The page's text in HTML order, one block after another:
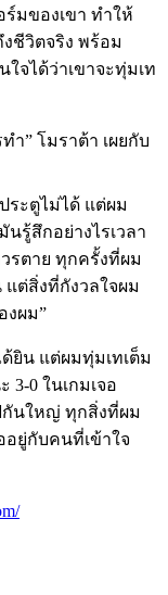
ร์มของเขา ทำให้
ชีวิตจริง พร้อม
จได้ว่าเขาจะทุ่มเท
ำ” โมราต้า เผยกับ
ระตูไม่ได้ แต่ผม
รู้สึกอย่างไรเวลา
รตาย ทุกครั้งที่ผม
ต่สิ่งที่กังวลใจผม
งผม”
ยิน แต่ผมทุ่มเทเต็ม
3-0 ในเกมเจอ
กันใหญ่ ทุกสิ่งที่ผม
ยู่กับคนที่เข้าใจ